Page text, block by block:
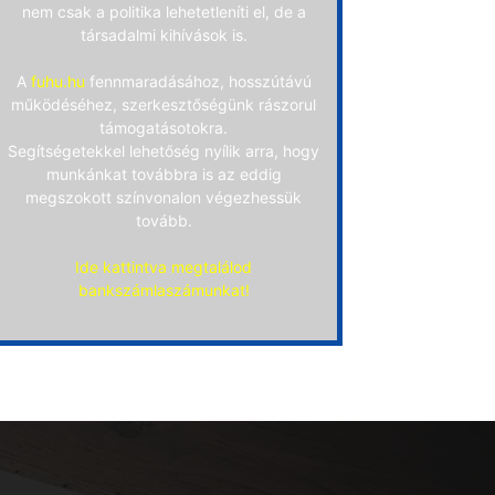
nem csak a politika lehetetleníti el, de a
társadalmi kihívások is.
A fuhu.hu fennmaradásához, hosszútávú
működéséhez, szerkesztőségünk rászorul
támogatásotokra.
Segítségetekkel lehetőség nyílik arra, hogy
munkánkat továbbra is az eddig
megszokott színvonalon végezhessük
tovább.
Ide kattintva megtalálod
bankszámlaszámunkat!